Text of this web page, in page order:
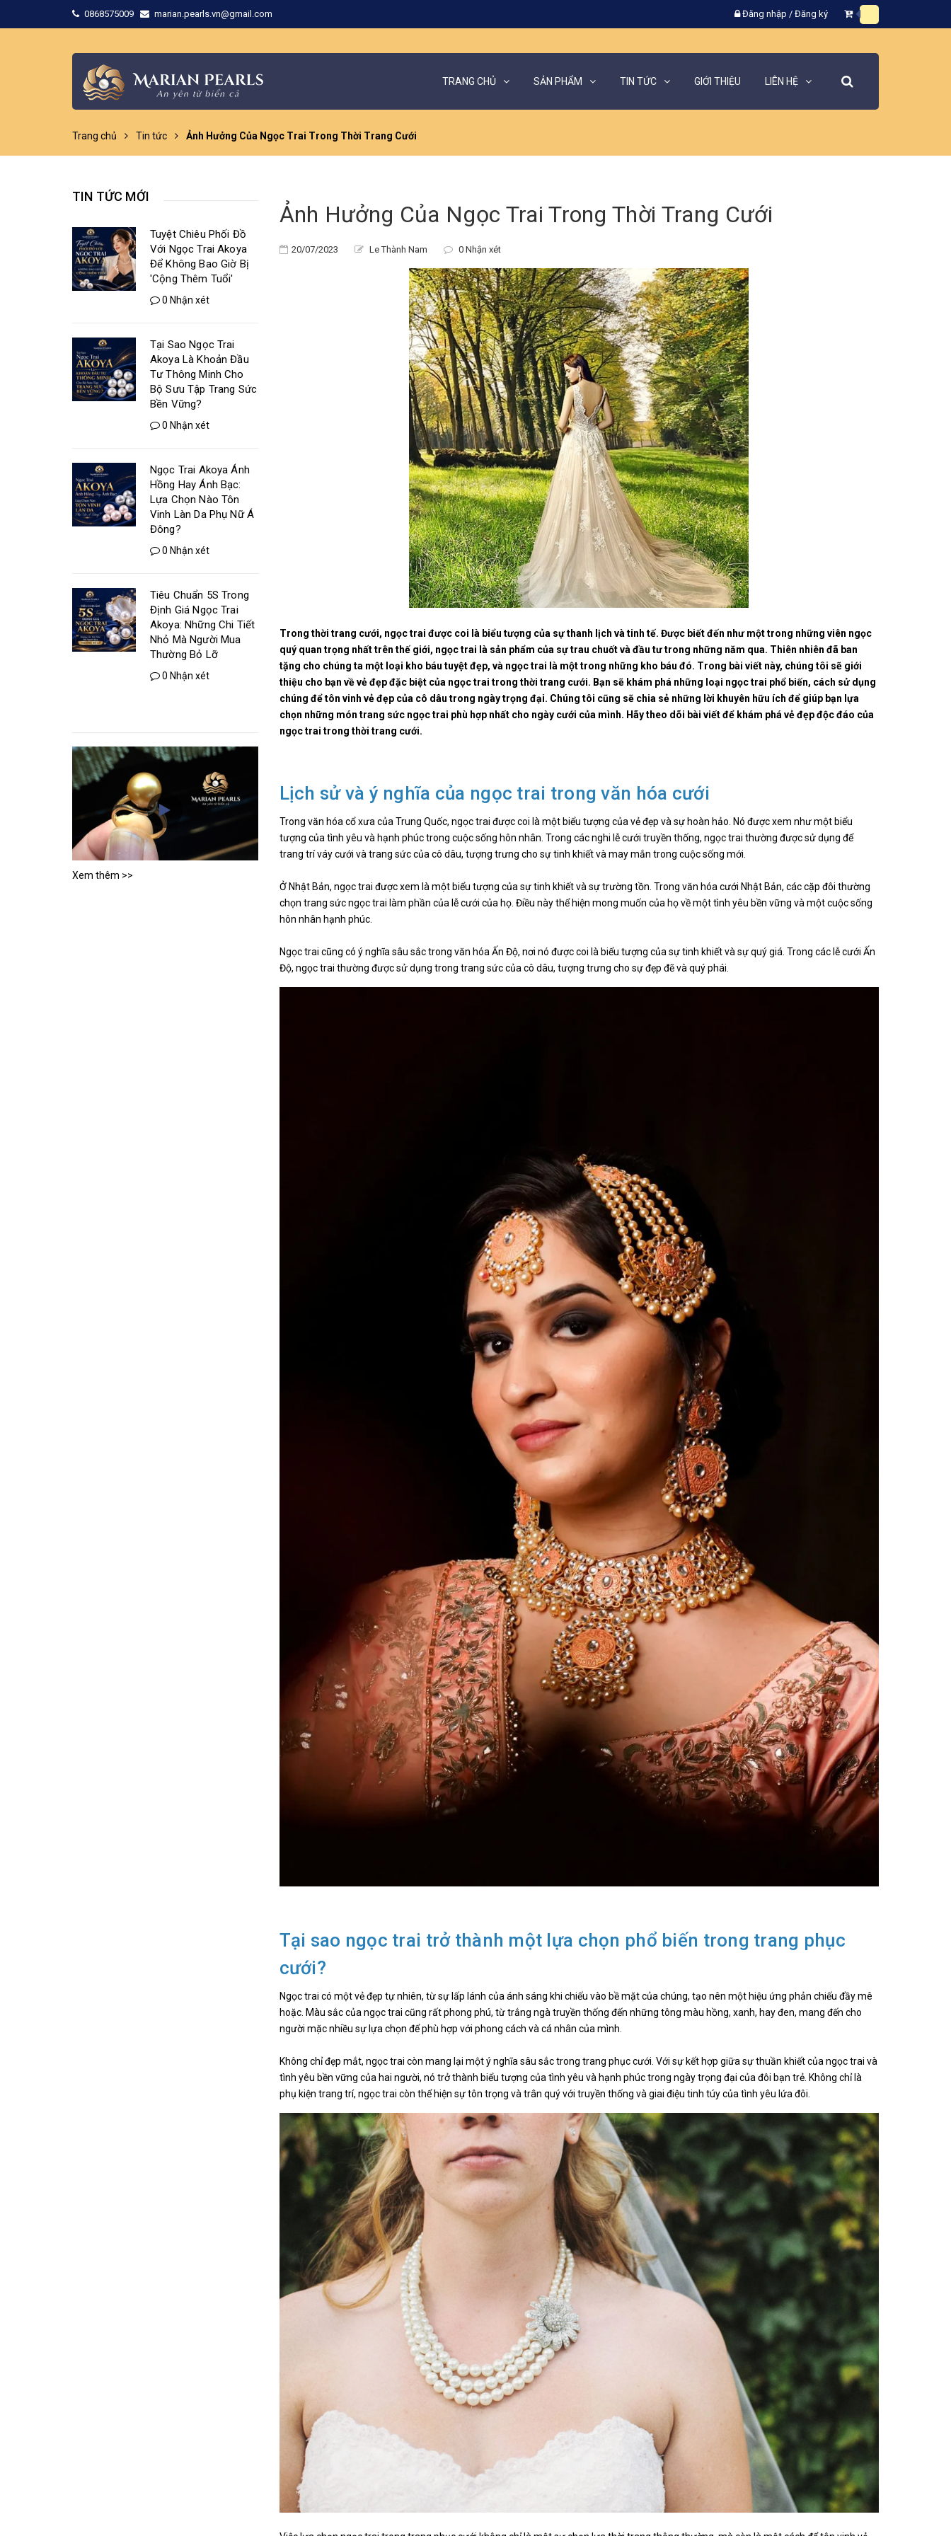
0868575009 marian.pearls.vn@gmail.com Đăng nhập / Đăng ký
TRANG CHỦ SẢN PHẨM TIN TỨC GIỚI THIỆU LIÊN HỆ
Trang chủ Tin tức Ảnh Hưởng Của Ngọc Trai Trong Thời Trang Cưới
Ảnh Hưởng Của Ngọc Trai Trong Thời Trang Cưới
20/07/2023 Le Thành Nam 0 Nhận xét
Trong thời trang cưới, ngọc trai được coi là biểu tượng của sự thanh lịch và tinh tế. Được biết đến như một trong những viên ngọc
quý quan trọng nhất trên thế giới, ngọc trai là sản phẩm của sự trau chuốt và đầu tư trong những năm qua. Thiên nhiên đã ban
tặng cho chúng ta một loại kho báu tuyệt đẹp, và ngọc trai là một trong những kho báu đó. Trong bài viết này, chúng tôi sẽ giới
thiệu cho bạn về vẻ đẹp đặc biệt của ngọc trai trong thời trang cưới. Bạn sẽ khám phá những loại ngọc trai phổ biến, cách sử dụng
chúng để tôn vinh vẻ đẹp của cô dâu trong ngày trọng đại. Chúng tôi cũng sẽ chia sẻ những lời khuyên hữu ích để giúp bạn lựa
chọn những món trang sức ngọc trai phù hợp nhất cho ngày cưới của mình. Hãy theo dõi bài viết để khám phá vẻ đẹp độc đáo của
ngọc trai trong thời trang cưới.
Lịch sử và ý nghĩa của ngọc trai trong văn hóa cưới
Trong văn hóa cổ xưa của Trung Quốc, ngọc trai được coi là một biểu tượng của vẻ đẹp và sự hoàn hảo. Nó được xem như một biểu
tượng của tình yêu và hạnh phúc trong cuộc sống hôn nhân. Trong các nghi lễ cưới truyền thống, ngọc trai thường được sử dụng để
trang trí váy cưới và trang sức của cô dâu, tượng trưng cho sự tinh khiết và may mắn trong cuộc sống mới.
Ở Nhật Bản, ngọc trai được xem là một biểu tượng của sự tinh khiết và sự trường tồn. Trong văn hóa cưới Nhật Bản, các cặp đôi thường
chọn trang sức ngọc trai làm phần của lễ cưới của họ. Điều này thể hiện mong muốn của họ về một tình yêu bền vững và một cuộc sống
hôn nhân hạnh phúc.
Ngọc trai cũng có ý nghĩa sâu sắc trong văn hóa Ấn Độ, nơi nó được coi là biểu tượng của sự tinh khiết và sự quý giá. Trong các lễ cưới Ấn
Độ, ngọc trai thường được sử dụng trong trang sức của cô dâu, tượng trưng cho sự đẹp đẽ và quý phái.
Tại sao ngọc trai trở thành một lựa chọn phổ biến trong trang phục
cưới?
Ngọc trai có một vẻ đẹp tự nhiên, từ sự lấp lánh của ánh sáng khi chiếu vào bề mặt của chúng, tạo nên một hiệu ứng phản chiếu đầy mê
hoặc. Màu sắc của ngọc trai cũng rất phong phú, từ trắng ngà truyền thống đến những tông màu hồng, xanh, hay đen, mang đến cho
người mặc nhiều sự lựa chọn để phù hợp với phong cách và cá nhân của mình.
Không chỉ đẹp mắt, ngọc trai còn mang lại một ý nghĩa sâu sắc trong trang phục cưới. Với sự kết hợp giữa sự thuần khiết của ngọc trai và
tình yêu bền vững của hai người, nó trở thành biểu tượng của tình yêu và hạnh phúc trong ngày trọng đại của đôi bạn trẻ. Không chỉ là
phụ kiện trang trí, ngọc trai còn thể hiện sự tôn trọng và trân quý với truyền thống và giai điệu tinh túy của tình yêu lứa đôi.
TIN TỨC MỚI
Tuyệt Chiêu Phối Đồ
Với Ngọc Trai Akoya
Để Không Bao Giờ Bị
'Cộng Thêm Tuổi'
0 Nhận xét
Tại Sao Ngọc Trai
Akoya Là Khoản Đầu
Tư Thông Minh Cho
Bộ Sưu Tập Trang Sức
Bền Vững?
0 Nhận xét
Ngọc Trai Akoya Ánh
Hồng Hay Ánh Bạc:
Lựa Chọn Nào Tôn
Vinh Làn Da Phụ Nữ Á
Đông?
0 Nhận xét
Tiêu Chuẩn 5S Trong
Định Giá Ngọc Trai
Akoya: Những Chi Tiết
Nhỏ Mà Người Mua
Thường Bỏ Lỡ
0 Nhận xét
Xem thêm >>